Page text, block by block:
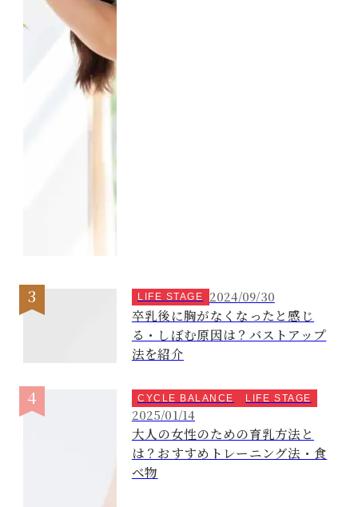
LIFE STAGE 2024/09/30
卒乳後に胸がなくなったと感じ
る・しぼむ原因は？バストアップ
法を紹介
CYCLE BALANCE LIFE STAGE
2025/01/14
大人の女性のための育乳方法と
は？おすすめトレーニング法・食
べ物